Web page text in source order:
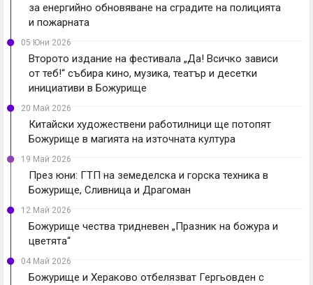
за енергийно обновяване на сградите на полицията
и пожарната
05 Юни 2026
Второто издание на фестивала „Да! Всичко зависи
от теб!“ събира кино, музика, театър и десетки
инициативи в Божурище
20 Май 2026
Китайски художествени работилници ще потопят
Божурище в магията на източната култура
19 Май 2026
През юни: ГТП на земеделска и горска техника в
Божурище, Сливница и Драгоман
12 Май 2026
Божурище чества тридневен „Празник на божура и
цветята“
04 Май 2026
Божурище и Хераково отбелязват Гергьовден с